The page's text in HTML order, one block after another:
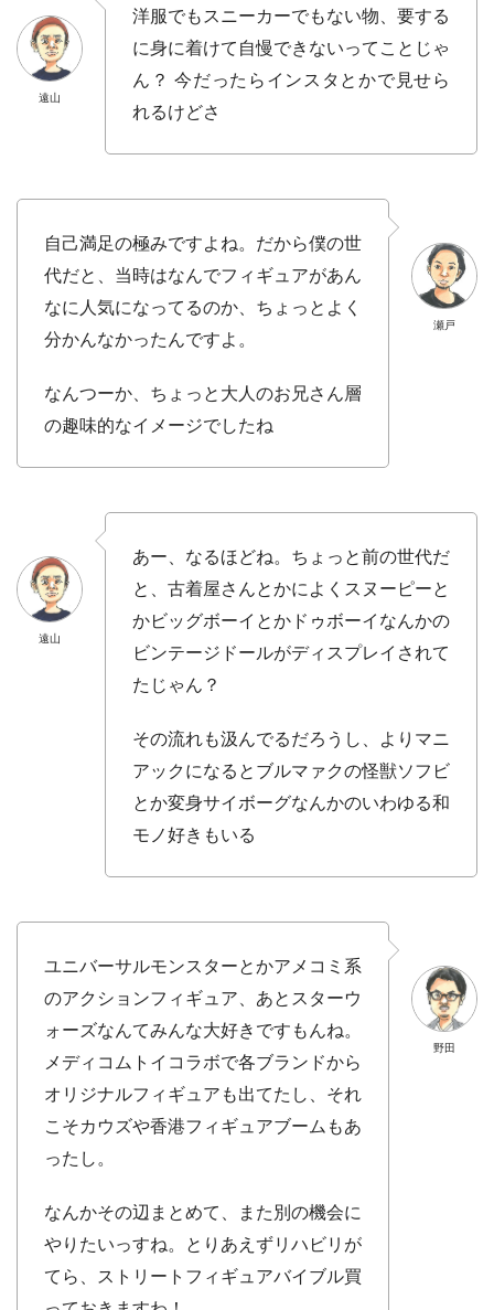
遠山
洋服でもスニーカーでもない物、要する
に身に着けて自慢できないってことじゃ
ん？ 今だったらインスタとかで見せら
れるけどさ
瀬戸
自己満足の極みですよね。だから僕の世
代だと、当時はなんでフィギュアがあん
なに人気になってるのか、ちょっとよく
分かんなかったんですよ。
なんつーか、ちょっと大人のお兄さん層
の趣味的なイメージでしたね
遠山
あー、なるほどね。ちょっと前の世代だ
と、古着屋さんとかによくスヌーピーと
かビッグボーイとかドゥボーイなんかの
ビンテージドールがディスプレイされて
たじゃん？
その流れも汲んでるだろうし、よりマニ
アックになるとブルマァクの怪獣ソフビ
とか変身サイボーグなんかのいわゆる和
モノ好きもいる
野田
ユニバーサルモンスターとかアメコミ系
のアクションフィギュア、あとスターウ
ォーズなんてみんな大好きですもんね。
メディコムトイコラボで各ブランドから
オリジナルフィギュアも出てたし、それ
こそカウズや香港フィギュアブームもあ
ったし。
なんかその辺まとめて、また別の機会に
やりたいっすね。とりあえずリハビリが
てら、ストリートフィギュアバイブル買